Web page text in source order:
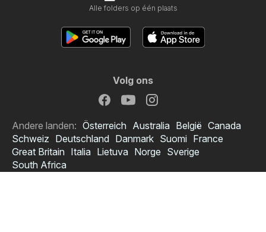
Alle folders op één plaats
Volg ons
Andere landen: Österreich Australia België Canada
Schweiz Deutschland Danmark Suomi France
Great Britain Italia Lietuva Norge Sverige
South Africa